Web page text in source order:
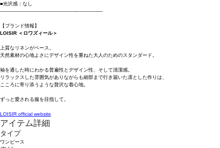
■光沢感：なし
----------------------------------------------------------------------
【ブランド情報】
LOISIR ＜ロワズィール＞
上質なリネンがベース。
天然素材の心地よさにデザイン性を重ねた大人のためのスタンダード。
袖を通した時にわかる普遍性とデザイン性、そして清潔感。
リラックスした雰囲気がありながらも細部まで行き届いた凛とした作りは、
こころに寄り添うような贅沢な着心地。
ずっと愛される服を目指して。
LOISIR official website
アイテム詳細
タイプ
ワンピース